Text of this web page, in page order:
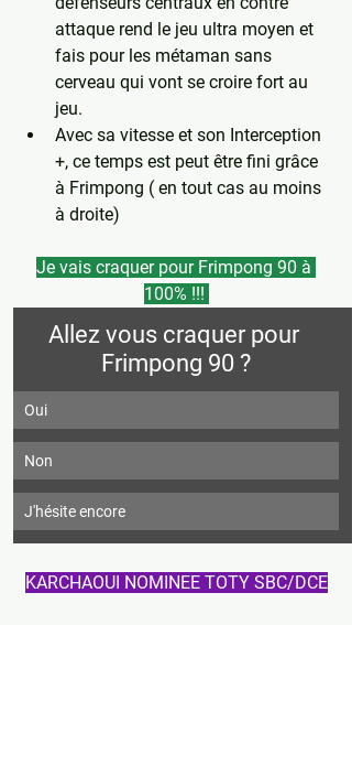
attaque rend le jeu ultra moyen et
fais pour les métaman sans
cerveau qui vont se croire fort au
jeu.
Avec sa vitesse et son Interception
+, ce temps est peut être fini grâce
à Frimpong ( en tout cas au moins
à droite)
Je vais craquer pour Frimpong 90 à
100% !!!
Allez vous craquer pour
Frimpong 90 ?
Oui
Non
J'hésite encore
KARCHAOUI NOMINEE TOTY SBC/DCE